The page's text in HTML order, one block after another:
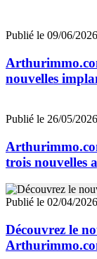
Publié le 09/06/2026
nouvelles
Publié le 26/05/2026
trois nouvelles
Publié le 02/04/2026
Découvrez le